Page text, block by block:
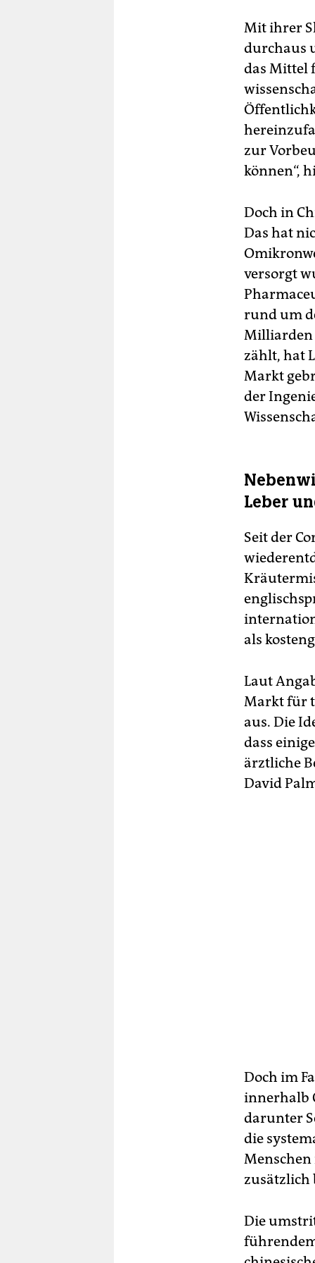
Mit ihrer
durchaus
das Mittel
zur
können“,
Doch in
Das hat
versorgt
rund um
Milliarden
zählt, hat
Markt
der
Leber
Seit der
als
Laut
Markt für
aus. Die
dass
ärztliche
David
Doch im
innerhalb
darunter
die
zusätzlich
Die